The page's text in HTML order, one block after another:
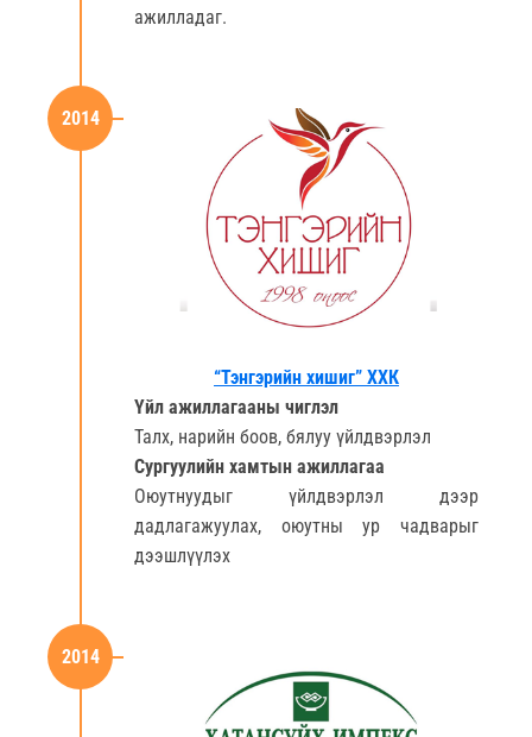
ажилладаг.
2014
“Тэнгэрийн хишиг” ХХК
Үйл ажиллагааны чиглэл
Талх, нарийн боов, бялуу үйлдвэрлэл
Сургуулийн хамтын ажиллагаа
Оюутнуудыг үйлдвэрлэл дээр
дадлагажуулах, оюутны ур чадварыг
дээшлүүлэх
2014